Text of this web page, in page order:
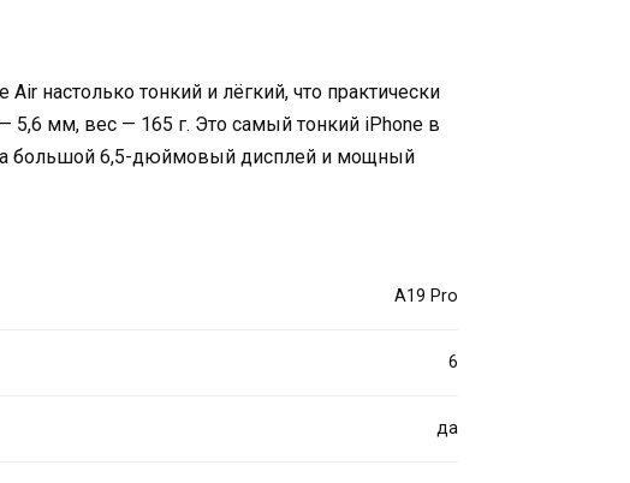
настолько тонкий и лёгкий, что практически
5,6 мм, вес — 165 г. Это самый тонкий iPhone в
большой 6,5-дюймовый дисплей и мощный
A19 Pro
6
да